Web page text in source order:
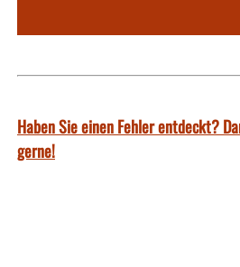
Haben Sie einen Fehler entdeckt?
gerne!